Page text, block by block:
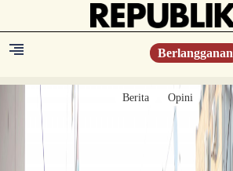
Berlangganan
Berita Opini
Berita